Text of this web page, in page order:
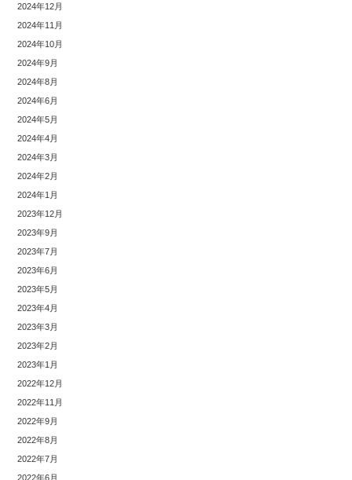
2024年12月
2024年11月
2024年10月
2024年9月
2024年8月
2024年6月
2024年5月
2024年4月
2024年3月
2024年2月
2024年1月
2023年12月
2023年9月
2023年7月
2023年6月
2023年5月
2023年4月
2023年3月
2023年2月
2023年1月
2022年12月
2022年11月
2022年9月
2022年8月
2022年7月
2022年6月